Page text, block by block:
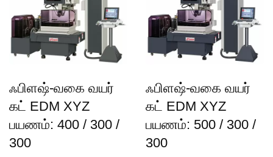
ஃபிளஷ்-வகை வயர்
கட் EDM XYZ
பயணம்: 400 / 300 /
300
ஃபிளஷ்-வகை வயர்
கட் EDM XYZ
பயணம்: 500 / 300 /
300